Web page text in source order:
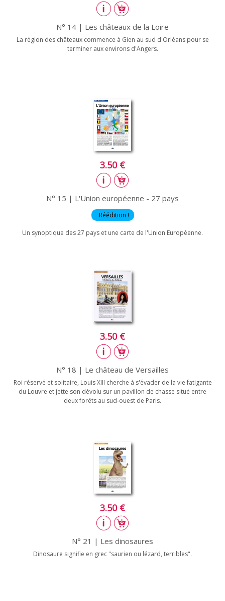
N° 14 | Les châteaux de la Loire
La région des châteaux commence à Gien au sud d'Orléans pour se
terminer aux environs d'Angers.
3.50 €
N° 15 | L'Union européenne - 27 pays
Réédition !
Un synoptique des 27 pays et une carte de l'Union Européenne.
3.50 €
N° 18 | Le château de Versailles
Roi réservé et solitaire, Louis XIII cherche à s'évader de la vie fatigante
du Louvre et jette son dévolu sur un pavillon de chasse situé entre
deux forêts au sud-ouest de Paris.
3.50 €
N° 21 | Les dinosaures
Dinosaure signifie en grec "saurien ou lézard, terribles".